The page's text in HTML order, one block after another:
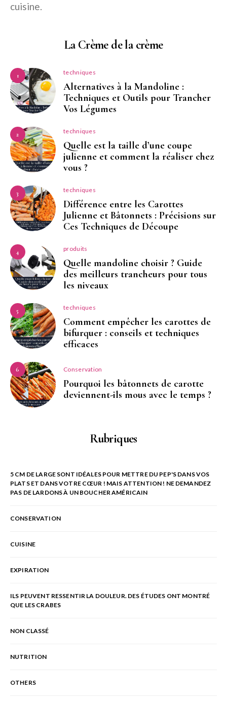
cuisine.
La Crème de la crème
1 techniques
Alternatives à la Mandoline :
Techniques et Outils pour Trancher
Vos Légumes
2 techniques
Quelle est la taille d’une coupe
julienne et comment la réaliser chez
vous ?
3 techniques
Différence entre les Carottes
Julienne et Bâtonnets : Précisions sur
Ces Techniques de Découpe
4 produits
Quelle mandoline choisir ? Guide
des meilleurs trancheurs pour tous
les niveaux
5 techniques
Comment empêcher les carottes de
bifurquer : conseils et techniques
efficaces
6 Conservation
Pourquoi les bâtonnets de carotte
deviennent-ils mous avec le temps ?
Rubriques
5 CM DE LARGE SONT IDÉALES POUR METTRE DU PEP'S DANS VOS
PLATS ET DANS VOTRE CŒUR ! MAIS ATTENTION ! NE DEMANDEZ
PAS DE LARDONS À UN BOUCHER AMÉRICAIN
CONSERVATION
CUISINE
EXPIRATION
ILS PEUVENT RESSENTIR LA DOULEUR. DES ÉTUDES ONT MONTRÉ
QUE LES CRABES
NON CLASSÉ
NUTRITION
OTHERS